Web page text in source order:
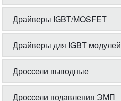
Драйверы IGBT/MOSFET
Драйверы для IGBT модулей
Дроссели выводные
Дроссели подавления ЭМП